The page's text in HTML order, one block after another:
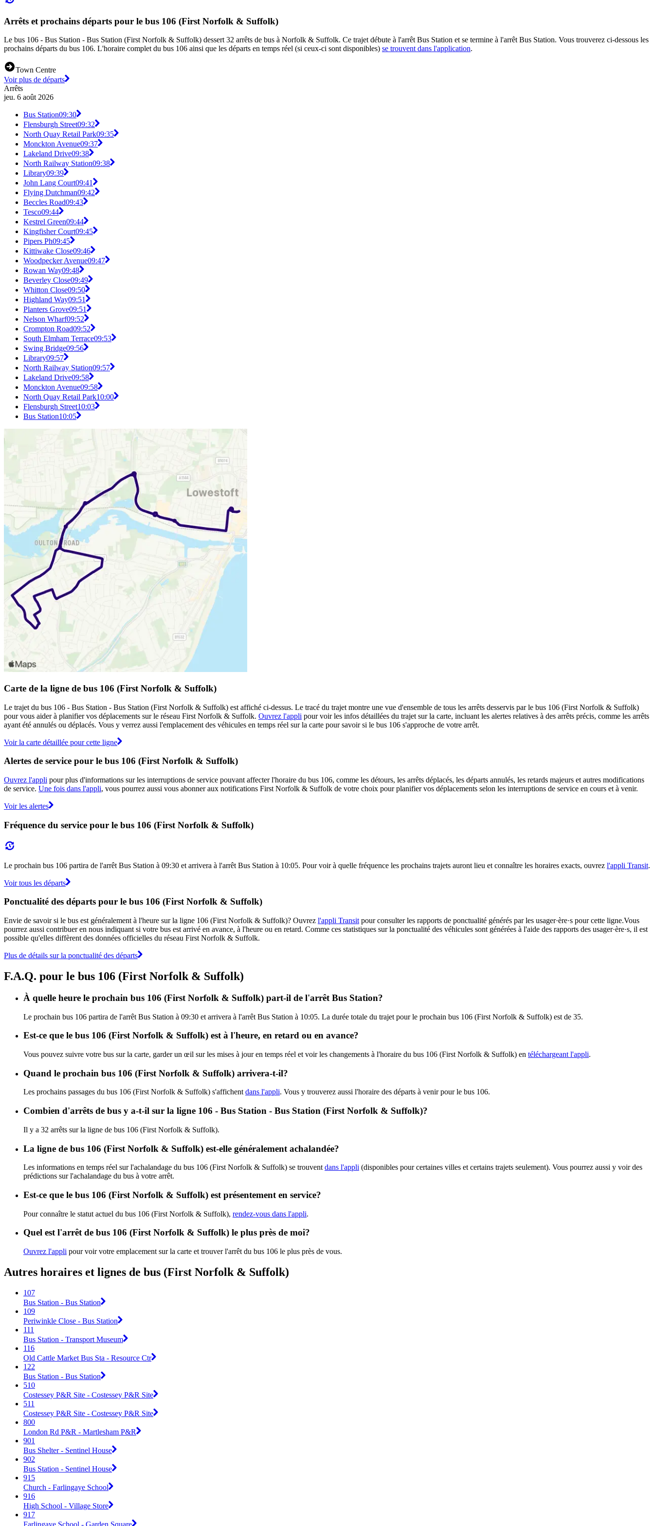
Arrêts et prochains départs pour le bus 106 (First Norfolk & Suffolk)
Le bus 106 - Bus Station - Bus Station (First Norfolk & Suffolk) dessert 32 arrêts de bus à Norfolk & Suffolk. Ce trajet débute à l'arrêt Bus Station et se termine à l'arrêt Bus Station. Vous trouverez ci-dessous les
prochains départs du bus 106. L'horaire complet du bus 106 ainsi que les départs en temps réel (si ceux-ci sont disponibles) se trouvent dans l'application.
Town Centre
Voir plus de départs
Arrêts
jeu. 6 août 2026
Bus Station09:30
Flensburgh Street09:32
North Quay Retail Park09:35
Monckton Avenue09:37
Lakeland Drive09:38
North Railway Station09:38
Library09:39
John Lang Court09:41
Flying Dutchman09:42
Beccles Road09:43
Tesco09:44
Kestrel Green09:44
Kingfisher Court09:45
Pipers Ph09:45
Kittiwake Close09:46
Woodpecker Avenue09:47
Rowan Way09:48
Beverley Close09:49
Whitton Close09:50
Highland Way09:51
Planters Grove09:51
Nelson Wharf09:52
Crompton Road09:52
South Elmham Terrace09:53
Swing Bridge09:56
Library09:57
North Railway Station09:57
Lakeland Drive09:58
Monckton Avenue09:58
North Quay Retail Park10:00
Flensburgh Street10:03
Bus Station10:05
Carte de la ligne de bus 106 (First Norfolk & Suffolk)
Le trajet du bus 106 - Bus Station - Bus Station (First Norfolk & Suffolk) est affiché ci-dessus. Le tracé du trajet montre une vue d'ensemble de tous les arrêts desservis par le bus 106 (First Norfolk & Suffolk)
pour vous aider à planifier vos déplacements sur le réseau First Norfolk & Suffolk. Ouvrez l'appli pour voir les infos détaillées du trajet sur la carte, incluant les alertes relatives à des arrêts précis, comme les arrêts
ayant été annulés ou déplacés. Vous y verrez aussi l'emplacement des véhicules en temps réel sur la carte pour savoir si le bus 106 s'approche de votre arrêt.
Voir la carte détaillée pour cette ligne
Alertes de service pour le bus 106 (First Norfolk & Suffolk)
Ouvrez l'appli pour plus d'informations sur les interruptions de service pouvant affecter l'horaire du bus 106, comme les détours, les arrêts déplacés, les départs annulés, les retards majeurs et autres modifications
de service. Une fois dans l'appli, vous pourrez aussi vous abonner aux notifications First Norfolk & Suffolk de votre choix pour planifier vos déplacements selon les interruptions de service en cours et à venir.
Voir les alertes
Fréquence du service pour le bus 106 (First Norfolk & Suffolk)
Le prochain bus 106 partira de l'arrêt Bus Station à 09:30 et arrivera à l'arrêt Bus Station à 10:05. Pour voir à quelle fréquence les prochains trajets auront lieu et connaître les horaires exacts, ouvrez l'appli Transit.
Voir tous les départs
Ponctualité des départs pour le bus 106 (First Norfolk & Suffolk)
Envie de savoir si le bus est généralement à l'heure sur la ligne 106 (First Norfolk & Suffolk)? Ouvrez l'appli Transit pour consulter les rapports de ponctualité générés par les usager·ère·s pour cette ligne.Vous
pourrez aussi contribuer en nous indiquant si votre bus est arrivé en avance, à l'heure ou en retard. Comme ces statistiques sur la ponctualité des véhicules sont générées à l'aide des rapports des usager·ère·s, il est
possible qu'elles diffèrent des données officielles du réseau First Norfolk & Suffolk.
Plus de détails sur la ponctualité des départs
F.A.Q. pour le bus 106 (First Norfolk & Suffolk)
À quelle heure le prochain bus 106 (First Norfolk & Suffolk) part-il de l'arrêt Bus Station?
Le prochain bus 106 partira de l'arrêt Bus Station à 09:30 et arrivera à l'arrêt Bus Station à 10:05. La durée totale du trajet pour le prochain bus 106 (First Norfolk & Suffolk) est de 35.
Est-ce que le bus 106 (First Norfolk & Suffolk) est à l'heure, en retard ou en avance?
Vous pouvez suivre votre bus sur la carte, garder un œil sur les mises à jour en temps réel et voir les changements à l'horaire du bus 106 (First Norfolk & Suffolk) en téléchargeant l'appli.
Quand le prochain bus 106 (First Norfolk & Suffolk) arrivera-t-il?
Les prochains passages du bus 106 (First Norfolk & Suffolk) s'affichent dans l'appli. Vous y trouverez aussi l'horaire des départs à venir pour le bus 106.
Combien d'arrêts de bus y a-t-il sur la ligne 106 - Bus Station - Bus Station (First Norfolk & Suffolk)?
Il y a 32 arrêts sur la ligne de bus 106 (First Norfolk & Suffolk).
La ligne de bus 106 (First Norfolk & Suffolk) est-elle généralement achalandée?
Les informations en temps réel sur l'achalandage du bus 106 (First Norfolk & Suffolk) se trouvent dans l'appli (disponibles pour certaines villes et certains trajets seulement). Vous pourrez aussi y voir des
prédictions sur l'achalandage du bus à votre arrêt.
Est-ce que le bus 106 (First Norfolk & Suffolk) est présentement en service?
Pour connaître le statut actuel du bus 106 (First Norfolk & Suffolk), rendez-vous dans l'appli.
Quel est l'arrêt de bus 106 (First Norfolk & Suffolk) le plus près de moi?
Ouvrez l'appli pour voir votre emplacement sur la carte et trouver l'arrêt du bus 106 le plus près de vous.
Autres horaires et lignes de bus (First Norfolk & Suffolk)
107
Bus Station - Bus Station
109
Periwinkle Close - Bus Station
111
Bus Station - Transport Museum
116
Old Cattle Market Bus Sta - Resource Ctr
122
Bus Station - Bus Station
510
Costessey P&R Site - Costessey P&R Site
511
Costessey P&R Site - Costessey P&R Site
800
London Rd P&R - Martlesham P&R
901
Bus Shelter - Sentinel House
902
Bus Station - Sentinel House
915
Church - Farlingaye School
916
High School - Village Store
917
Farlingaye School - Garden Square